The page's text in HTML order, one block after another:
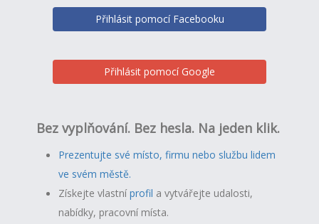
Přihlásit pomocí Facebooku
Přihlásit pomocí Google
Bez vyplňování. Bez hesla. Na jeden klik.
Prezentujte své místo, firmu nebo službu lidem
ve svém městě.
Získejte vlastníprofil a vytvářejte udalosti,
nabídky, pracovní místa.